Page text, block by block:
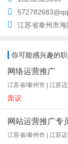
江苏省泰州市
你可能感兴趣的
网络运营推广
江苏省/泰州市 | 江苏
面议
网站运营推广专
江苏省/泰州市 | 江苏